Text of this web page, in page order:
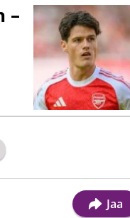
–
Jaa